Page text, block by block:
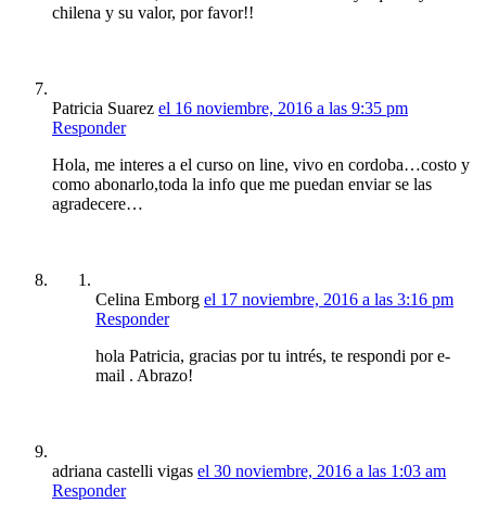
chilena y su valor, por favor!!
Patricia Suarez el 16 noviembre, 2016 a las 9:35 pm
Responder
Hola, me interes a el curso on line, vivo en cordoba…costo y
como abonarlo,toda la info que me puedan enviar se las
agradecere…
Celina Emborg el 17 noviembre, 2016 a las 3:16 pm
Responder
hola Patricia, gracias por tu intrés, te respondi por e-
mail . Abrazo!
adriana castelli vigas el 30 noviembre, 2016 a las 1:03 am
Responder